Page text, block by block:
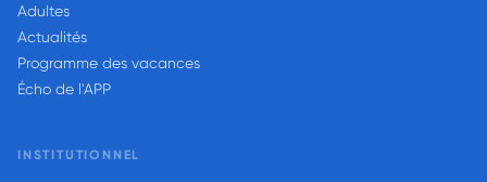
Adultes
Actualités
Programme des vacances
Écho de l'APP
INSTITUTIONNEL